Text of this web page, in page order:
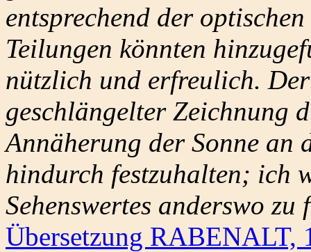
entsprechend der
Teilungen könnten
nützlich und erfreulich.
geschlängelter Zeichnung
Annäherung der Sonne an
hindurch festzuhalten; ich
Sehenswertes anderswo zu
Übersetzung RABENALT,